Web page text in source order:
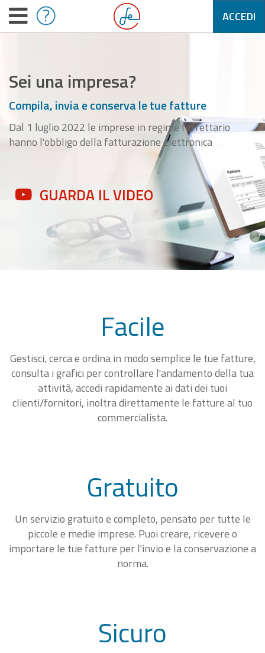
ACCEDI
Sei una impresa?
Compila, invia e conserva le tue fatture
Dal 1 luglio 2022 le imprese in regime forfettario
hanno l'obbligo della fatturazione elettronica
GUARDA IL VIDEO
Facile
Gestisci, cerca e ordina in modo semplice le tue fatture,
consulta i grafici per controllare l'andamento della tua
attività, accedi rapidamente ai dati dei tuoi
clienti/fornitori, inoltra direttamente le fatture al tuo
commercialista.
Gratuito
Un servizio gratuito e completo, pensato per tutte le
piccole e medie imprese. Puoi creare, ricevere o
importare le tue fatture per l'invio e la conservazione a
norma.
Sicuro